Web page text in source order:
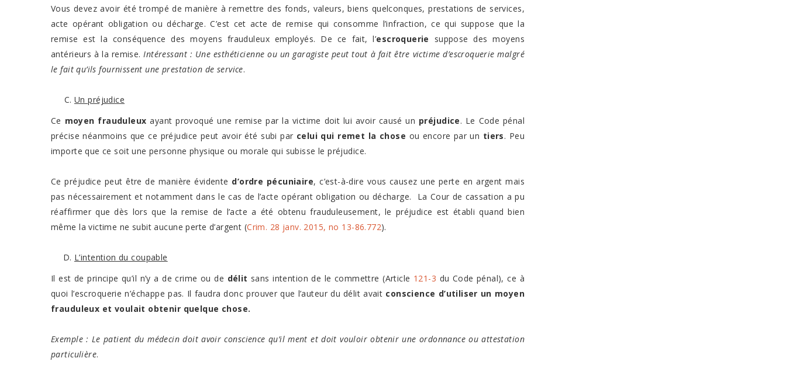
Vous devez avoir été trompé de manière à remettre des fonds, valeurs, biens quelconques, prestations de services,
acte opérant obligation ou décharge. C’est cet acte de remise qui consomme l’infraction, ce qui suppose que la
remise est la conséquence des moyens frauduleux employés. De ce fait, l’escroquerie
suppose des moyens
antérieurs à la remise. Intéressant : Une esthéticienne ou un garagiste peut tout à fait être victime d’escroquerie malgré
le fait qu’ils fournissent une prestation de service.
Un préjudice
Ce moyen frauduleux ayant provoqué une remise par la victime doit lui avoir causé un préjudice. Le Code pénal
précise néanmoins que ce préjudice peut avoir été subi par celui qui remet la chose ou encore par un tiers. Peu
importe que ce soit une personne physique ou morale qui subisse le préjudice.
Ce préjudice peut être de manière évidente d’ordre pécuniaire, c’est-à-dire vous causez une perte en argent mais
pas nécessairement et notamment dans le cas de l’acte opérant obligation ou décharge. La Cour de cassation a pu
réaffirmer que dès lors que la remise de l’acte a été obtenu frauduleusement, le préjudice est établi quand bien
même la victime ne subit aucune perte d’argent (Crim. 28 janv. 2015, no 13-86.772).
L’intention du coupable
Il est de principe qu’il n’y a de crime ou de délit sans intention de le commettre (Article 121-3 du Code pénal), ce à
quoi l’escroquerie n’échappe pas. Il faudra donc prouver que l’auteur du délit avait conscience d’utiliser un moyen
frauduleux et voulait obtenir quelque chose.
Exemple : Le patient du médecin doit avoir conscience qu’il ment et doit vouloir obtenir une ordonnance ou attestation
particulière.